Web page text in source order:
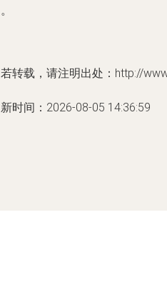
转载，请注明出处：http://
时间：2026-08-05 14:36:59